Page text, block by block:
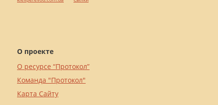
О проекте
О ресурсе “Протокол”
Команда "Протокол"
Карта Сайту